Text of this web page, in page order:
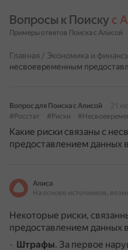
Вопросы к Поиску с
Примеры ответов Поиска с Алисой
Главная / Экономика и
несвоевременным
Вопрос для Поиска с Алисой
21
#Росстат
#Риски
Какие риски связаны с
предоставлением данных
Алиса
Некоторые риски,
предоставлением данных
Штрафы. За первое